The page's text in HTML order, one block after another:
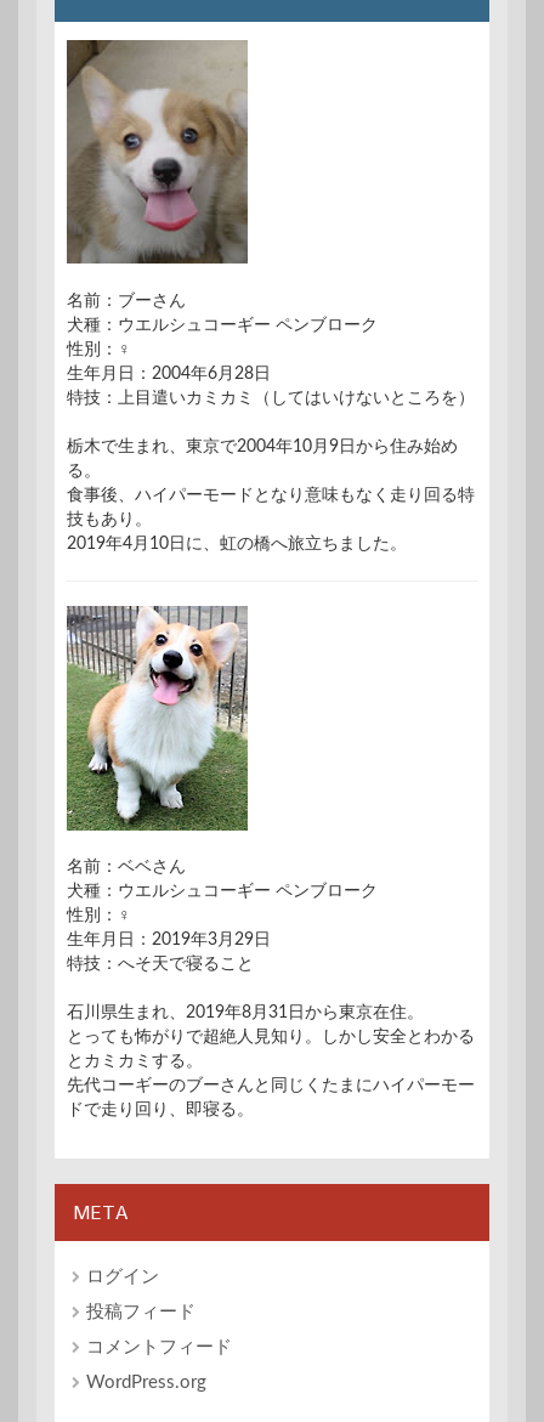
名前：ブーさん
犬種：ウエルシュコーギー ペンブローク
性別：♀
生年月日：2004年6月28日
特技：上目遣いカミカミ（してはいけないところを）
栃木で生まれ、東京で2004年10月9日から住み始め
る。
食事後、ハイパーモードとなり意味もなく走り回る特
技もあり。
2019年4月10日に、虹の橋へ旅立ちました。
名前：ベベさん
犬種：ウエルシュコーギー ペンブローク
性別：♀
生年月日：2019年3月29日
特技：へそ天で寝ること
石川県生まれ、2019年8月31日から東京在住。
とっても怖がりで超絶人見知り。しかし安全とわかる
とカミカミする。
先代コーギーのブーさんと同じくたまにハイパーモー
ドで走り回り、即寝る。
META
ログイン
投稿フィード
コメントフィード
WordPress.org